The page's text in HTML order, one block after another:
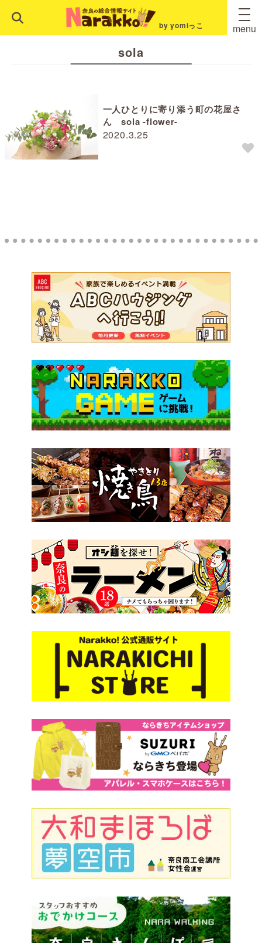
by yomiっこ menu
sola
2020.3.25
一人ひとりに寄り添う町の花屋さ
ん sola -flower-